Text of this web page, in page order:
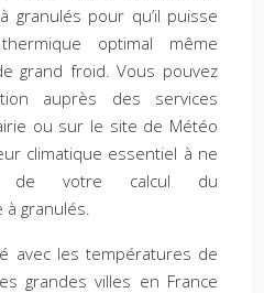
granulés pour qu’il puisse
optimal même
grand froid. Vous pouvez
auprès des services
ou sur le site de Météo
climatique essentiel à ne
de votre calcul du
granulés.
avec les températures de
grandes villes en France